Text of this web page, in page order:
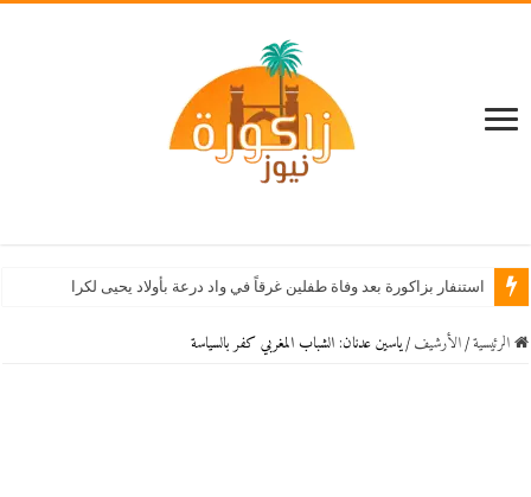
استنفار بزاكورة بعد وفاة طفلين غرقاً في واد درعة بأولاد يحيى لكراير
الرئيسية / اﻷرشيف /ياسين عدنان: الشباب المغربي كفر بالسياسة